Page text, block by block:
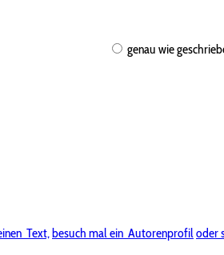
genau wie
Text,besuch mal ein Autorenprofiloder